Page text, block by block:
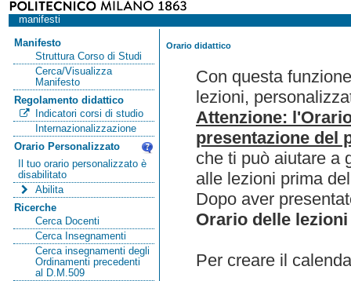
manifesti
Manifesto
Struttura Corso di Studi
Cerca/Visualizza
Manifesto
Regolamento didattico
Indicatori corsi di studio
Internazionalizzazione
Orario Personalizzato
Il tuo orario personalizzato è
disabilitato
Abilita
Ricerche
Cerca Docenti
Cerca Insegnamenti
Cerca insegnamenti degli
Ordinamenti precedenti
al D.M.509
Orario didattico
Con questa
lezioni,
Attenzione:
presentazione del
che ti può aiutare a
alle lezioni prima
Dopo aver
Orario delle lezioni
Per creare il